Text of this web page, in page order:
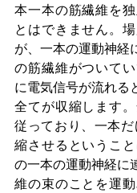
本一本の筋繊維を
とはできません。
が、一本の運動神経
の筋繊維がついて
に電気信号が流れる
全てが収縮します
従っており、一本
縮させるというこ
の一本の運動神経に
維の束のことを運動